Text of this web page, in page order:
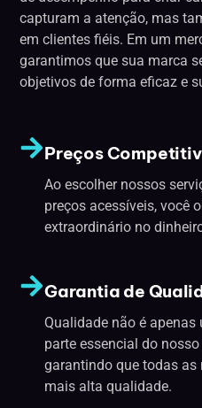
capturam a atenção, mas
em clientes fiéis. Em um
garantimos que sua marca
objetivos de forma eficaz e
Preços
Ao escolher nossos
preços acessíveis, você
extraordinário no
Garantia de
Qualidade não é
parte essencial do
garantindo que todas as
mais alta qualidade.